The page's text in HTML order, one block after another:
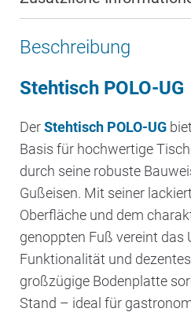
Beschreibung
Stehtisch POLO-UG
DerStehtisch POLO-UG
Basis für hochwertige
durch seine robuste
Gußeisen. Mit seiner
Oberfläche und dem
genoppten Fuß vereint das
Funktionalität und
großzügige Bodenplatte
Stand – ideal für